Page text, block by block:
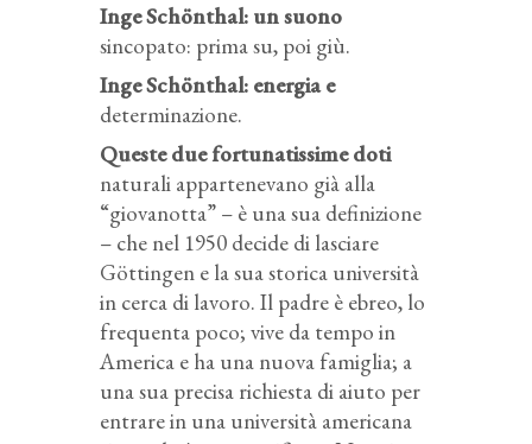
Inge Schönthal: un suono
sincopato: prima su, poi giù.
Inge Schönthal: energia e
determinazione.
Queste due fortunatissime doti
naturali appartenevano già alla
“giovanotta” – è una sua definizione
– che nel 1950 decide di lasciare
Göttingen e la sua storica università
in cerca di lavoro. Il padre è ebreo, lo
frequenta poco; vive da tempo in
America e ha una nuova famiglia; a
una sua precisa richiesta di aiuto per
entrare in una università americana